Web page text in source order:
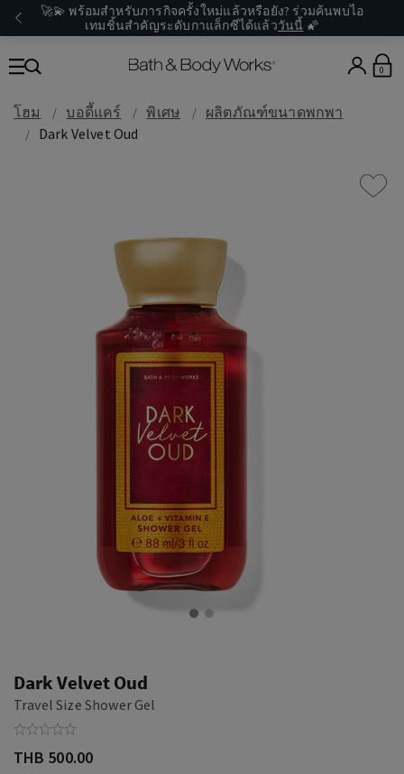
🚀💫 พร้อมสำหรับภารกิจครั้งใหม่แล้วหรือยัง? ร่วมค้นพบไอ
เทมชิ้นสำคัญระดับกาแล็กซีได้แล้ววันนี้ 🌠
0
โฮม บอดี้แคร์ พิเศษ
ผลิตภัณฑ์ขนาดพกพา
Dark Velvet Oud
Dark Velvet Oud
Travel Size Shower Gel
THB 500.00